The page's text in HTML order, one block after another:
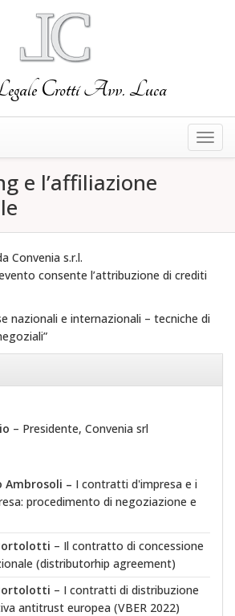
Crotti Avv. Luca
e l’affiliazione
Convenia s.r.l.
consente l’attribuzione di crediti
nazionali e internazionali – tecniche di
– Presidente, Convenia srl
Ambrosoli – I contratti d'impresa e i
procedimento di negoziazione e
– Il contratto di concessione
(distributorhip agreement)
– I contratti di distribuzione
antitrust europea (VBER 2022)